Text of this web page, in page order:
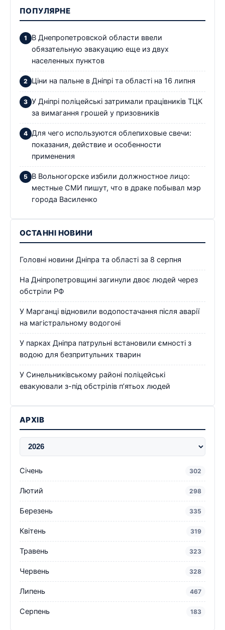
ПОПУЛЯРНЕ
В Днепропетровской области ввели
обязательную эвакуацию еще из двух
населенных пунктов
Ціни на пальне в Дніпрі та області на 16 липня
У Дніпрі поліцейські затримали працівників ТЦК
за вимагання грошей у призовників
Для чего используются облепиховые свечи:
показания, действие и особенности
применения
В Вольногорске избили должностное лицо:
местные СМИ пишут, что в драке побывал мэр
города Василенко
ОСТАННІ НОВИНИ
Головні новини Дніпра та області за 8 серпня
На Дніпропетровщині загинули двоє людей через
обстріли РФ
У Марганці відновили водопостачання після аварії
на магістральному водогоні
У парках Дніпра патрульні встановили ємності з
водою для безпритульних тварин
У Синельниківському районі поліцейські
евакуювали з-під обстрілів п’ятьох людей
АРХІВ
Січень 302
Лютий 298
Березень 335
Квітень 319
Травень 323
Червень 328
Липень 467
Серпень 183